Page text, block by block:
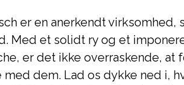
er en anerkendt virksomhed,
Med et solidt ry og et
er det ikke overraskende, at
dem. Lad os dykke ned i,